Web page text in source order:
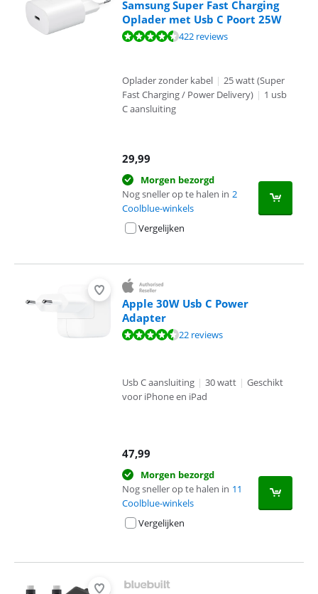
Samsung Super Fast Charging
Oplader met Usb C Poort 25W
Beoordeling is 8,7 van de 10, gebaseerd op 422 reviews.
422 reviews
Oplader zonder kabel | 25 watt (Super
Fast Charging / Power Delivery) | 1 usb
C aansluiting
29,99
Morgen bezorgd
Nog sneller op te halen in 2
Coolblue-winkels
Vergelijken
Apple 30W Usb C Power
Adapter
Beoordeling is 8,7 van de 10, gebaseerd op 22 reviews.
22 reviews
Usb C aansluiting | 30 watt | Geschikt
voor iPhone en iPad
47,99
Morgen bezorgd
Nog sneller op te halen in 11
Coolblue-winkels
Vergelijken